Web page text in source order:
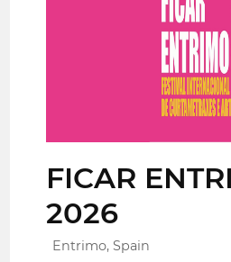
FICAR
2026
Entrimo, Spain